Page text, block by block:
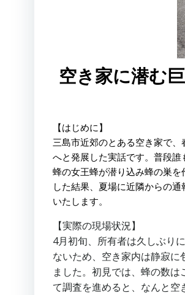
空き家に潜む
【はじめに】
三島市近郊のとある空き家で
へと発展した実話です。普段誰
蜂の女王蜂が潜り込み蜂の巣
した結果、夏場に近隣からの
いたします。
【実際の現場状況】
4月初旬、所有者は久しぶり
ないため、空き家内は静寂
ました。初見では、蜂の数
て調査を進めると、なんと